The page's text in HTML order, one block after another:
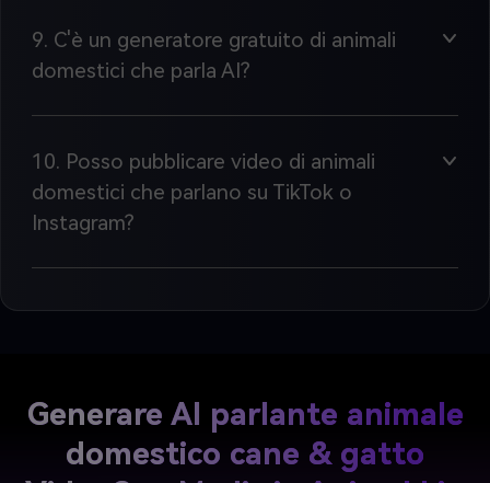
9. C'è un generatore gratuito di animali
domestici che parla AI?
10. Posso pubblicare video di animali
domestici che parlano su TikTok o
Instagram?
Generare AI parlante animale
domestico cane & gatto